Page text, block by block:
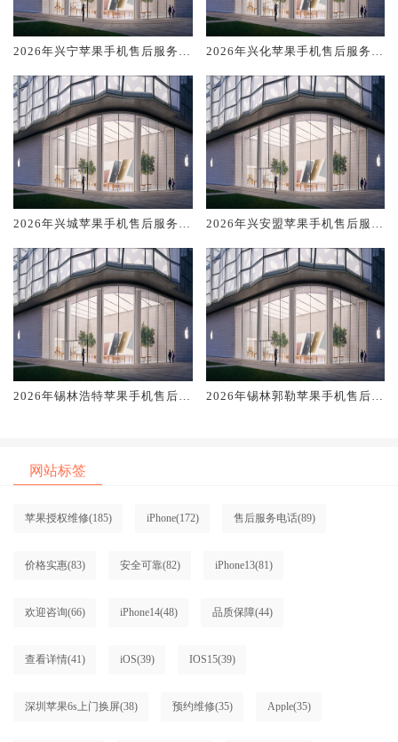
2026年兴宁苹果手机售后服务维
排名对比知名
2026年兴化苹果手机售后服务维
排名对比知名
2026年兴城苹果手机售后服务维
排名对比知名
2026年兴安盟苹果手机售后服务
碑排名对比知名
2026年锡林浩特苹果手机售后服
2026年锡林郭勒苹果手机售后服
网站标签
苹果授权维修(185) iPhone(172) 售后服务电话(89)
价格实惠(83) 安全可靠(82) iPhone13(81)
欢迎咨询(66) iPhone14(48) 品质保障(44)
查看详情(41) iOS(39) IOS15(39)
深圳苹果6s上门换屏(38) 预约维修(35) Apple(35)